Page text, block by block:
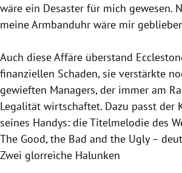
wäre ein Desaster für mich gewesen.
meine Armbanduhr wäre mir
Auch diese Affäre überstand
finanziellen Schaden, sie verstärkte
gewieften Managers, der immer am
Legalität wirtschaftet. Dazu passt der
seines Handys: die Titelmelodie des
The Good, the Bad and the Ugly –
Zwei glorreiche Halunken